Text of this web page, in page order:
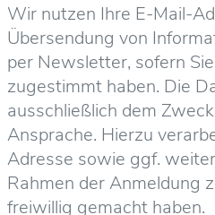
Wir nutzen Ihre E-Mail-
Übersendung von
per Newsletter, sofern
zugestimmt haben. Die
ausschließlich dem
Ansprache. Hierzu
Adresse sowie ggf.
Rahmen der Anmeldung
freiwillig gemacht haben.